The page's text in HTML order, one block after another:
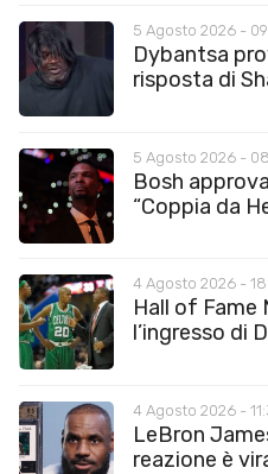
5 Agosto 2026 -
Dybantsa
risposta di
5 Agosto 2026 -
Bosh
“Coppia da
4 Agosto 2026 -
Hall of Fame
l’ingresso di
4 Agosto 2026 -
LeBron
reazione è